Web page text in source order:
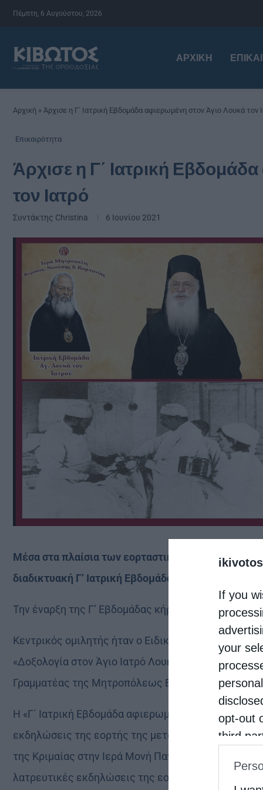
If you
your
opt-out
third
IAB’s
Πέμπτη, 6 Αυγούστου, 2026
ΑΡΧΙΚΉ
Αρχική » Άρχισε η Γ΄ Ιατρική Εβδομάδα αφιερωμένη στον Άγιο Λουκά τον
Επικαιρότητα
Άρχισε η Γ΄ Ιατρική
τον Ιατρό
Συντάκτης Christina 6 Ιουνίου 2021
Μέσα στα πλαίσια των εορταστικών εκδηλώσεων
διαδικτυακή Γ’ Ιατρική Εβδομάδα, που είναι
Την έναρξη της Γ’ Εβδομάδας κήρυξε ο
Κεντρικός ομιλητής ήταν ο Ειδικός
«Δοξολογία στον Άγιο Ιατρό Λουκά,
Γραμματέας της Μητροπόλεως Βεροίας, π.
Η «Γ΄ Ιατρική Εβδομάδα αφιερωμένη στον Άγιο
εκδηλώσεις της εορτής της μετακομιδής των
της Κριμαίας στην Ιερά Μονή Παναγίας Δοβρά
λατρευτικές εκδηλώσεις της εορτής της οσιακής